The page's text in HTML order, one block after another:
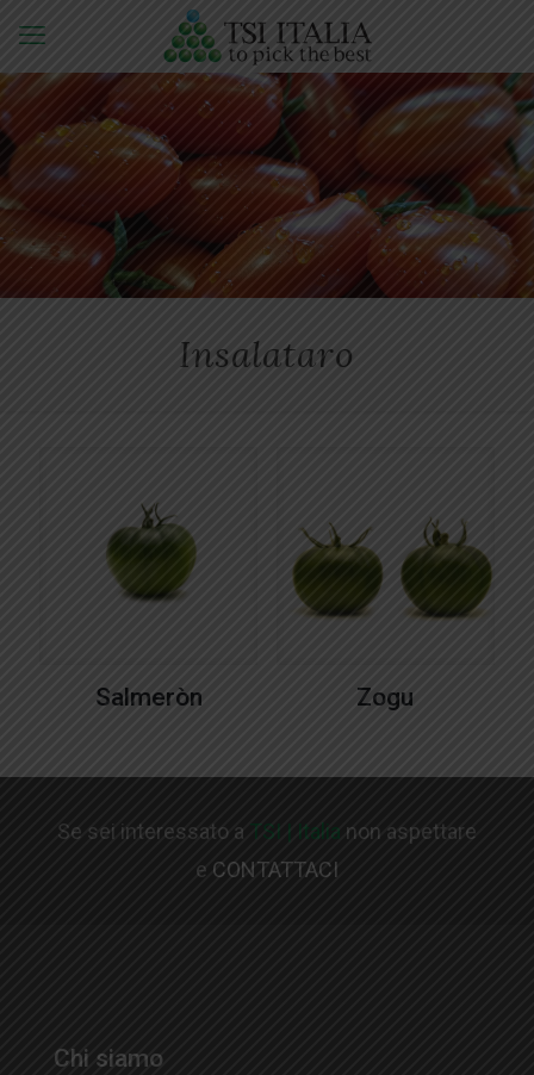
Insalataro
Salmeròn Zogu
Se sei interessato a TSI | Italia non aspettare
e CONTATTACI
Chi siamo